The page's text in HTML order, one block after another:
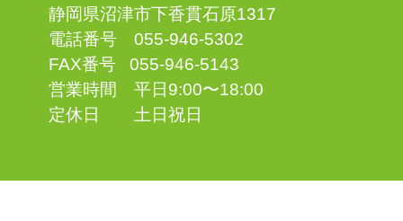
静岡県沼津市下香貫石原1317
電話番号 055-946-5302
FAX番号 055-946-5143
営業時間 平日9:00〜18:00
定休日 土日祝日